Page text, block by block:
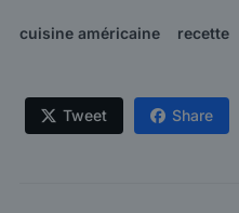
cuisine américaine recette
Tweet Share